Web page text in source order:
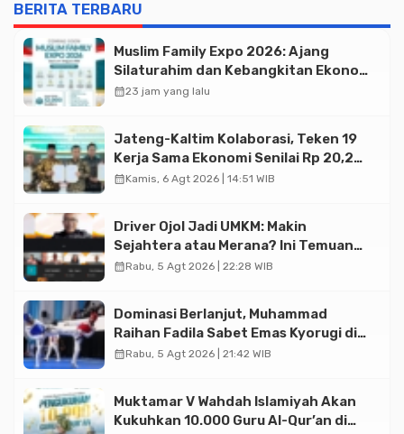
BERITA TERBARU
Muslim Family Expo 2026: Ajang
Silaturahim dan Kebangkitan Ekonomi
Halal di Jakarta
calendar_month23 jam yang lalu
Jateng-Kaltim Kolaborasi, Teken 19
Kerja Sama Ekonomi Senilai Rp 20,2
Triliun
calendar_monthKamis, 6 Agt 2026 | 14:51 WIB
Driver Ojol Jadi UMKM: Makin
Sejahtera atau Merana? Ini Temuan
Diskusi Paramadina
calendar_monthRabu, 5 Agt 2026 | 22:28 WIB
Dominasi Berlanjut, Muhammad
Raihan Fadila Sabet Emas Kyorugi di
Asian Taekwondo Indonesia Open
calendar_monthRabu, 5 Agt 2026 | 21:42 WIB
Muktamar V Wahdah Islamiyah Akan
Kukuhkan 10.000 Guru Al-Qur’an di